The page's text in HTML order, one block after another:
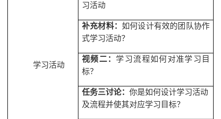
学习活动
习活动
补充材料： 如何设计有效的团队协作
式学习活动？
视频二： 学习流程如何对准学习目
标？
任务三讨论： 你是如何设计学习活动
及流程并使其对应学习目标？